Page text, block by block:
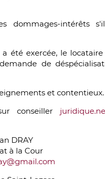
dommages-intérêts
été exercée, le
de
et contentieux.
conseiller
DRAY
à la Cour